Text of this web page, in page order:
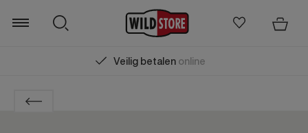
Veilig betalenonline
Zoeken